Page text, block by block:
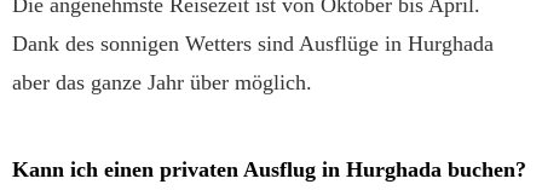
Die angenehmste Reisezeit ist von Oktober bis April.
Dank des sonnigen Wetters sind Ausflüge in Hurghada
aber das ganze Jahr über möglich.
Kann ich einen privaten Ausflug in Hurghada buchen?